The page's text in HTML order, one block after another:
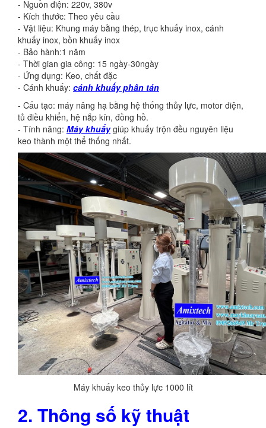
- Nguồn điện: 220v, 380v
- Kích thước: Theo yêu cầu
- Vật liệu: Khung máy bằng thép, trục khuấy inox, cánh
khuấy inox, bồn khuấy inox
- Bảo hành:1 năm
- Thời gian gia công: 15 ngày-30ngày
- Ứng dụng: Keo, chất đặc
- Cánh khuấy: cánh khuấy phân tán
- Cấu tạo: máy nâng hạ bằng hệ thống thủy lực, motor điện,
tủ điều khiển, hệ nắp kín, đồng hồ.
- Tính năng: Máy khuấygiúp khuấy trộn đều nguyên liệu
keo thành một thể thống nhất.
Máy khuấy keo thủy lực 1000 lít
2. Thông số kỹ thuật